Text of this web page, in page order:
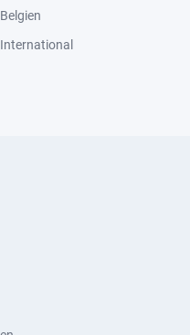
Belgien
International